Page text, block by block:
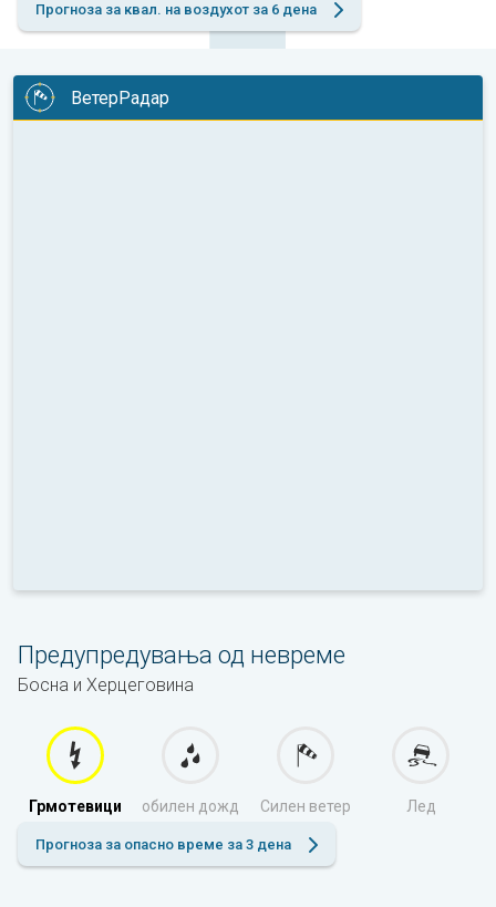
Прогноза за квал. на воздухот за 6 дена
ВетерРадар
Предупредувања од невреме
Босна и Херцеговина
Грмотевици обилен дожд Силен ветер Лед
Прогноза за опасно време за 3 дена